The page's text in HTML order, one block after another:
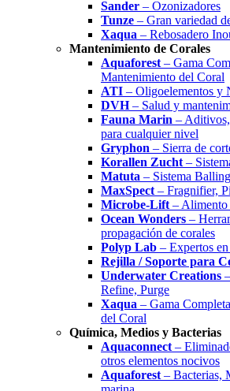
Sander – Ozonizadores
Tunze – Gran variedad
Xaqua – Rebosadero
Mantenimiento de Corales
Aquaforest – Gama
Mantenimiento del Coral
ATI – Oligoelementos y
DVH– Salud y
Fauna Marin –
para cualquier nivel
Gryphon – Sierra de
Korallen Zucht –
Matuta – Sistema
MaxSpect – Fragnifier,
Microbe-Lift – Alimento
Ocean Wonders –
propagación de corales
Polyp Lab – Expertos
Rejilla / Soporte para
Underwater Creations
Refine, Purge
Xaqua – Gama
del Coral
Química, Medios y Bacterias
Aquaconnect –
otros elementos nocivos
Aquaforest – Bacterias,